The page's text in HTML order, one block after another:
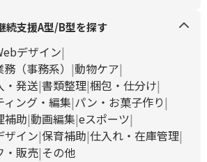
続支援A型/B型を探す
デザイン
（事務系）
動物ケア
・発送 書類整理 梱包・仕分け
ィング・編集 パン・お菓子作り
補助 動画編集 eスポーツ
ザイン 保育補助 仕入れ・在庫管理
・販売 その他